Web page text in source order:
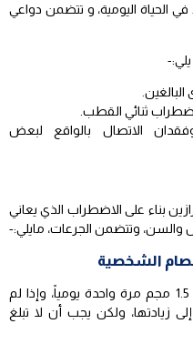
الحياة اليومية، و تتضمن دواعي
البالغين.
ثنائي القطب.
الاتصال بالواقع لبعض
بناء على الاضطراب الذي يعاني
والسن، وتتضمن الجرعات، مايلي:-
الشخصية
يصف الطبيب الجرعة الأولية من الدواء 1.5 مجم مرة واحدة يومياً، وإذا لم
زيادتها، ولكن يجب أن لا تبلغ